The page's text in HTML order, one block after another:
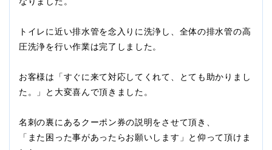
トイレに近い排水管を念入りに洗浄し、全体の排水管の高
圧洗浄を行い作業は完了しました。
お客様は「すぐに来て対応してくれて、とても助かりまし
た。」と大変喜んで頂きました。
名刺の裏にあるクーポン券の説明をさせて頂き、
「また困った事があったらお願いします」と仰って頂けま